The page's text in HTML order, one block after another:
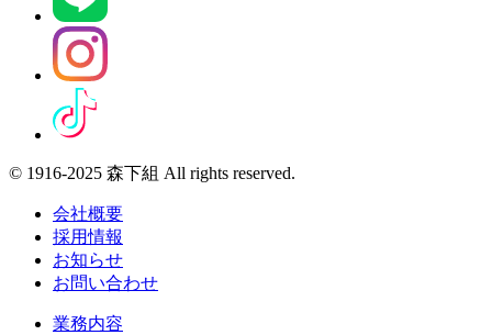
© 1916-2025 森下組 All rights reserved.
会社概要
採用情報
お知らせ
お問い合わせ
業務内容